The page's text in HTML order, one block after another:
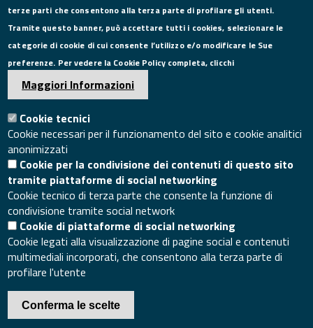
Via Roma, 75, 81100 Caserta
Tel. 0823249111
Pec:camera.commercio.caserta@ce.legalmail.camcom.it
Email:info@ce.camcom.it
DATI PER LA FATTURAZIONE
P.I. 00908580616
C.F. 80004270619
Codice Univoco Ufficio UFXYA1
SEGUICI SU
SITO WEB
Mappa del sito
Accesso redazione sito
Area riservata
terze parti che consentono alla terza parte di profilare gli utenti.
Tramite questo banner, può accettare tutti i cookies, selezionare le
categorie di cookie di cui consente l’utilizzo e/o modificare le Sue
preferenze. Per vedere la Cookie Policy completa, clicchi
Maggiori Informazioni
Cookie tecnici
Cookie necessari per il funzionamento del sito e cookie analitici
anonimizzati
Cookie per la condivisione dei contenuti di questo sito
tramite piattaforme di social networking
Cookie tecnico di terza parte che consente la funzione di
condivisione tramite social network
Cookie di piattaforme di social networking
Cookie legati alla visualizzazione di pagine social e contenuti
multimediali incorporati, che consentono alla terza parte di
profilare l'utente
Conferma le scelte